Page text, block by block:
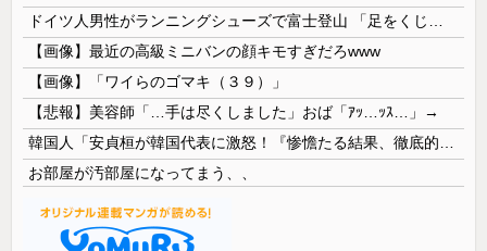
【画像】最近の高級ミニバンの顔キモすぎだろwww
【画像】「ワイらのゴマキ（３９）」
【悲報】美容師「…手は尽くしました」おば「ｱｯ…ｯｽ…」→
お部屋が汚部屋になってまう、、